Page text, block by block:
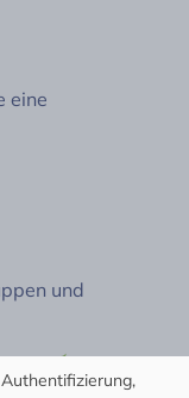
eine
und